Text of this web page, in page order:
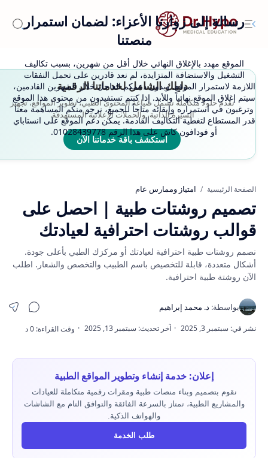
رسالة إلى زوارنا الأعزاء: لضمان استمرار
منصتنا
الموقع مهدد بالإغلاق النهائي خلال أقل من شهرين، بسبب تكاليف
التشغيل والاستضافة المتزايدة، لم نعد قادرين على تحمل النفقات
اللازمة لاستمرار الموقع. وبدون دعمكم العاجل خلال الشهرين القادمين،
سيتم إغلاق الموقع نهائياً وللأبد. إذا كنتم تستفيدون من محتوى هذا الموقع
وترغبون في استمراره وإبقائه متاحاً للجميع، نرجو منكم المساهمة معنا
قدر المستطاع لتغطية التكاليف القادمة. يمكن دعم الموقع على انستاباي
أو فودافون كاش على هذا الرقم 01028439778.
دليلك الشامل لخدماتنا الرقمية
نقدم حلولاً متكاملة تشمل صياغة المحتوى الطبي، تطوير المواقع، تجهيز
السيرة الذاتية، والحملات الإعلانية المستهدفة.
استكشف باقة خدماتنا الآن
الصفحة الرئيسية امتياز وممارس عام
تصميم روشتات طبية | احصل على
قوالب روشتات احترافية لعيادتك
نصمم روشتات طبية احترافية لعيادتك أو مركزك الطبي بأعلى جودة.
أشكال متعددة، قابلة للتخصيص باسم الطبيب والتخصص والشعار. اطلب
الآن روشتة طبية احترافية.
إعلان: خدمة إنشاء وتطوير المواقع الطبية
نقوم بتصميم وبناء منصات طبية ومقرات رقمية متكاملة للعيادات
والمشاريع الطبية، تمتاز بالسرعة الفائقة والتوافق التام مع الشاشات
والهواتف الذكية.
طلب الخدمة